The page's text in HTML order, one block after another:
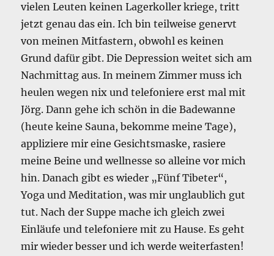
vielen Leuten keinen Lagerkoller kriege, tritt
jetzt genau das ein. Ich bin teilweise genervt
von meinen Mitfastern, obwohl es keinen
Grund dafür gibt. Die Depression weitet sich am
Nachmittag aus. In meinem Zimmer muss ich
heulen wegen nix und telefoniere erst mal mit
Jörg. Dann gehe ich schön in die Badewanne
(heute keine Sauna, bekomme meine Tage),
appliziere mir eine Gesichtsmaske, rasiere
meine Beine und wellnesse so alleine vor mich
hin. Danach gibt es wieder „Fünf Tibeter“,
Yoga und Meditation, was mir unglaublich gut
tut. Nach der Suppe mache ich gleich zwei
Einläufe und telefoniere mit zu Hause. Es geht
mir wieder besser und ich werde weiterfasten!